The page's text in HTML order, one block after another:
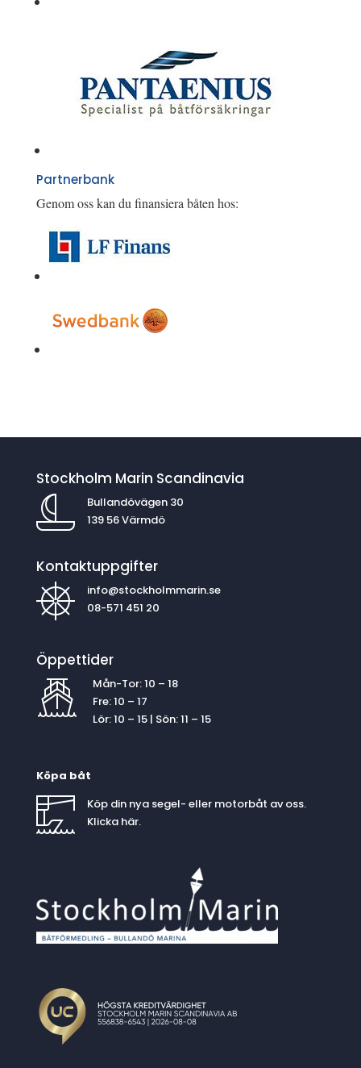
Partnerbank
Genom oss kan du finansiera båten hos:
Stockholm Marin Scandinavia
Bullandövägen 30
139 56 Värmdö
Kontaktuppgifter
info@stockholmmarin.se
08-571 451 20
Öppettider
Mån-Tor: 10 – 18
Fre: 10 – 17
Lör: 10 – 15 | Sön: 11 – 15
Köpa båt
Köp din nya segel- eller motorbåt av oss.
Klicka här.